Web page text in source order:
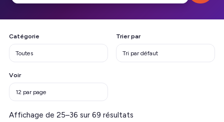
Catégorie Trier par
Voir
Affichage de 25–36 sur 69 résultatsTrié